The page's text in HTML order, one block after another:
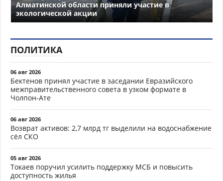
Алматинской области приняли участие в
экологической акции
ПОЛИТИКА
06 авг 2026
Бектенов принял участие в заседании Евразийского
межправительственного совета в узком формате в
Чолпон-Ате
06 авг 2026
Возврат активов: 2,7 млрд тг выделили на водоснабжение
сёл СКО
05 авг 2026
Токаев поручил усилить поддержку МСБ и повысить
доступность жилья